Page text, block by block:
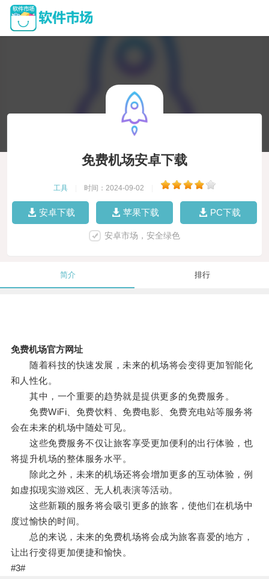
免费机场安卓下载
工具 时间：2024-09-02
安卓下载 苹果下载 PC下载
安卓市场，安全绿色
简介 排行
免费机场官方网址
随着科技的快速发展，未来的机场将会变得更加智能化
和人性化。
其中，一个重要的趋势就是提供更多的免费服务。
免费WiFi、免费饮料、免费电影、免费充电站等服务将
会在未来的机场中随处可见。
这些免费服务不仅让旅客享受更加便利的出行体验，也
将提升机场的整体服务水平。
除此之外，未来的机场还将会增加更多的互动体验，例
如虚拟现实游戏区、无人机表演等活动。
这些新颖的服务将会吸引更多的旅客，使他们在机场中
度过愉快的时间。
总的来说，未来的免费机场将会成为旅客喜爱的地方，
让出行变得更加便捷和愉快。
#3#